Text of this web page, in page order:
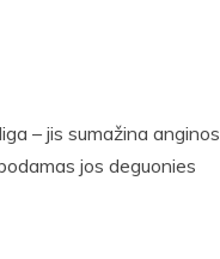
– jis sumažina anginos
jos deguonies